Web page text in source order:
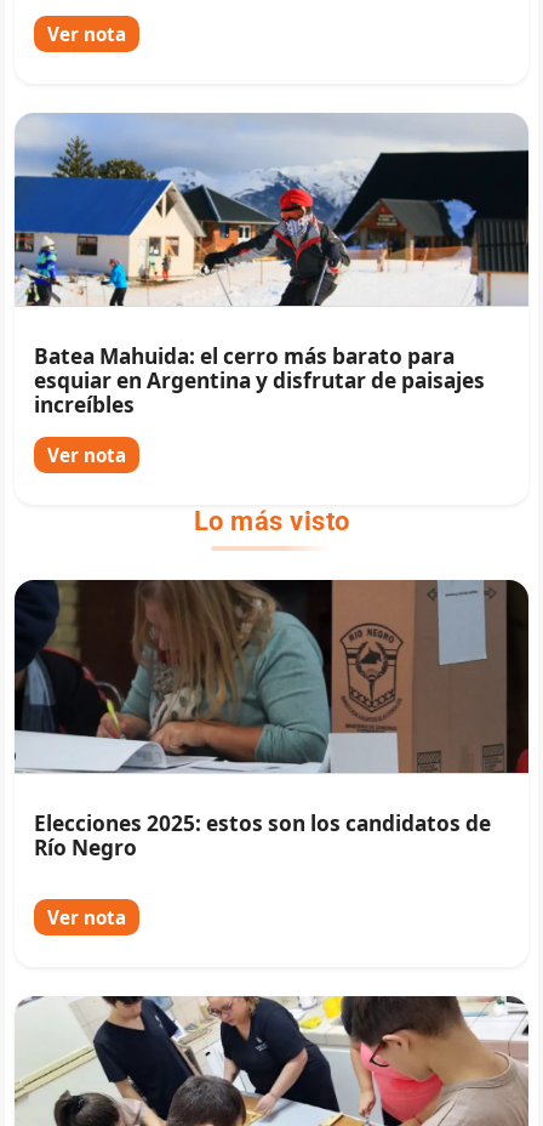
Ver nota
Batea Mahuida: el cerro más barato para
esquiar en Argentina y disfrutar de paisajes
increíbles
Ver nota
Lo más visto
Elecciones 2025: estos son los candidatos de
Río Negro
Ver nota